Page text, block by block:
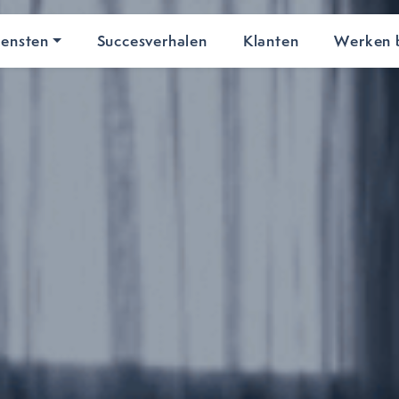
Succesverhalen Klanten Werken